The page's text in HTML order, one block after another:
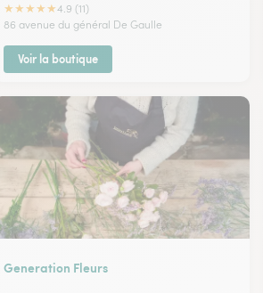
★★★★★4.9 (11)
86 avenue du général De Gaulle
Voir la boutique
Generation Fleurs